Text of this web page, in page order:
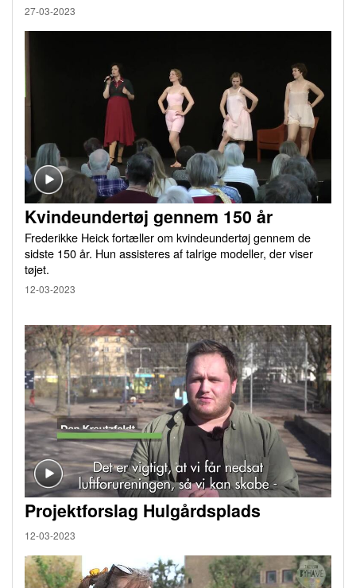
27-03-2023
Kvindeundertøj gennem 150 år
Frederikke Heick fortæller om kvindeundertøj gennem de
sidste 150 år. Hun assisteres af talrige modeller, der viser
tøjet.
12-03-2023
Projektforslag Hulgårdsplads
12-03-2023